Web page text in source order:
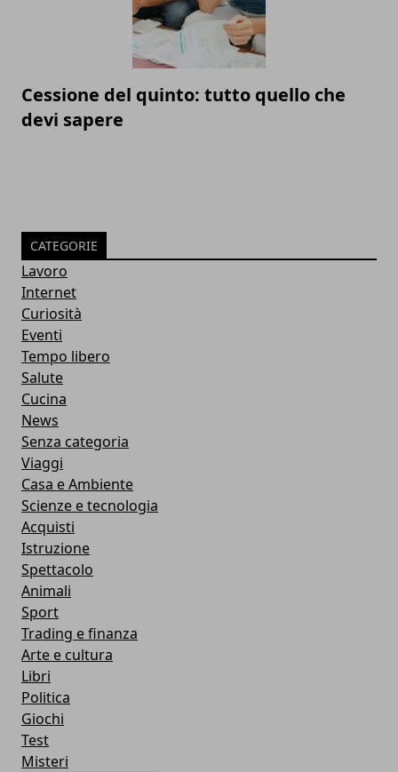
Cessione del quinto: tutto quello che
devi sapere
CATEGORIE
Lavoro
Internet
Curiosità
Eventi
Tempo libero
Salute
Cucina
News
Senza categoria
Viaggi
Casa e Ambiente
Scienze e tecnologia
Acquisti
Istruzione
Spettacolo
Animali
Sport
Trading e finanza
Arte e cultura
Libri
Politica
Giochi
Test
Misteri